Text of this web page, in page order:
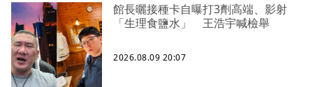
館長曬接種卡自曝打3劑高端、影射
「生理食鹽水」 王浩宇喊檢舉
2026.08.09 20:07